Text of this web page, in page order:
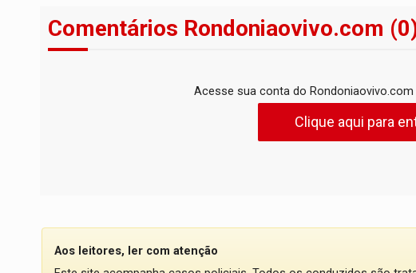
Comentários Rondoniaovivo.com
Acesse sua conta do
Clique aqui para
Aos leitores, ler com atenção